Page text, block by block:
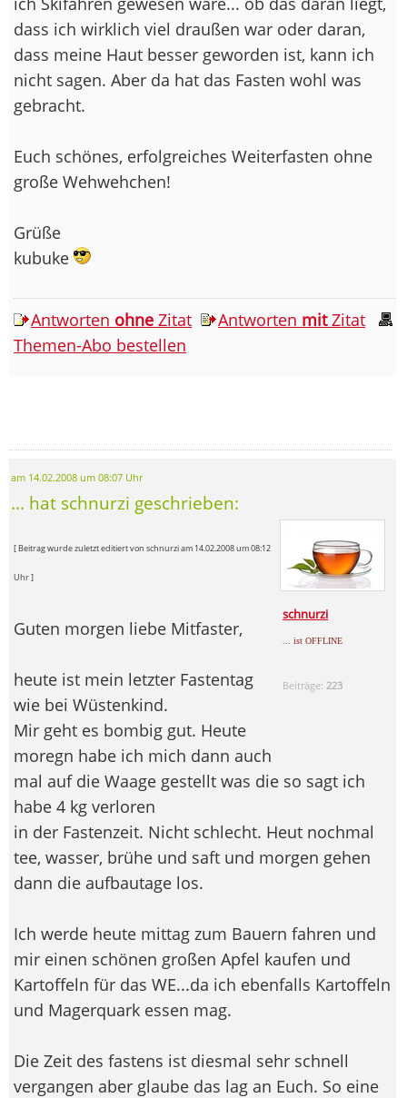
dass ich wirklich viel draußen war oder daran,
dass meine Haut besser geworden ist, kann ich
nicht sagen. Aber da hat das Fasten wohl was
gebracht.
Euch schönes, erfolgreiches Weiterfasten ohne
große Wehwehchen!
Grüße
kubuke
Antworten ohne Zitat Antworten mitZitat
Themen-Abo bestellen
am 14.02.2008 um 08:07 Uhr
... hat schnurzi geschrieben:
schnurzi
... ist OFFLINE
Beiträge: 223
[ Beitrag wurde zuletzt editiert von schnurzi am 14.02.2008 um 08:12
Uhr ]
Guten morgen liebe Mitfaster,
heute ist mein letzter Fastentag
wie bei Wüstenkind.
Mir geht es bombig gut. Heute
moregn habe ich mich dann auch
mal auf die Waage gestellt was die so sagt ich
habe 4 kg verloren
in der Fastenzeit. Nicht schlecht. Heut nochmal
tee, wasser, brühe und saft und morgen gehen
dann die aufbautage los.
Ich werde heute mittag zum Bauern fahren und
mir einen schönen großen Apfel kaufen und
Kartoffeln für das WE...da ich ebenfalls Kartoffeln
und Magerquark essen mag.
Die Zeit des fastens ist diesmal sehr schnell
vergangen aber glaube das lag an Euch. So eine